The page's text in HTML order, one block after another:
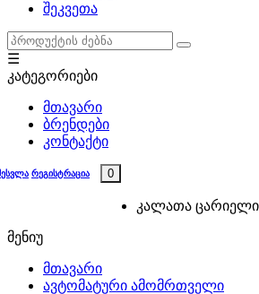
შეკვეთა
☰
კატეგორიები
მთავარი
ბრენდები
კონტაქტი
რეგისტრაცია 0
კალათა
მენიუ
მთავარი
ავტომატური ამომრთველი